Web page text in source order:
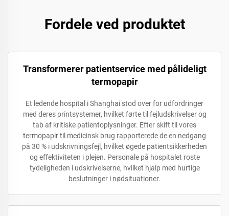
Fordele ved produktet
Transformerer patientservice med pålideligt
termopapir
Et ledende hospital i Shanghai stod over for udfordringer
med deres printsystemer, hvilket førte til fejludskrivelser og
tab af kritiske patientoplysninger. Efter skift til vores
termopapir til medicinsk brug rapporterede de en nedgang
på 30 % i udskrivningsfejl, hvilket øgede patientsikkerheden
og effektiviteten i plejen. Personale på hospitalet roste
tydeligheden i udskrivelserne, hvilket hjalp med hurtige
beslutninger i nødsituationer.